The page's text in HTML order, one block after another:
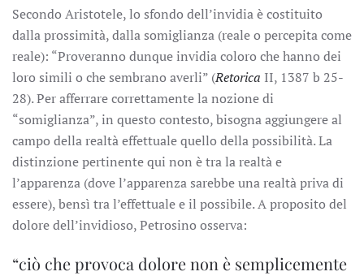
Secondo Aristotele, lo sfondo dell’invidia è costituito
dalla prossimità, dalla somiglianza (reale o percepita come
reale): “Proveranno dunque invidia coloro che hanno dei
loro simili o che sembrano averli” (Retorica II, 1387 b 25-
28). Per afferrare correttamente la nozione di
“somiglianza”, in questo contesto, bisogna aggiungere al
campo della realtà effettuale quello della possibilità. La
distinzione pertinente qui non è tra la realtà e
l’apparenza (dove l’apparenza sarebbe una realtà priva di
essere), bensì tra l’effettuale e il possibile. A proposito del
dolore dell’invidioso, Petrosino osserva:
“ciò che provoca dolore non è semplicemente